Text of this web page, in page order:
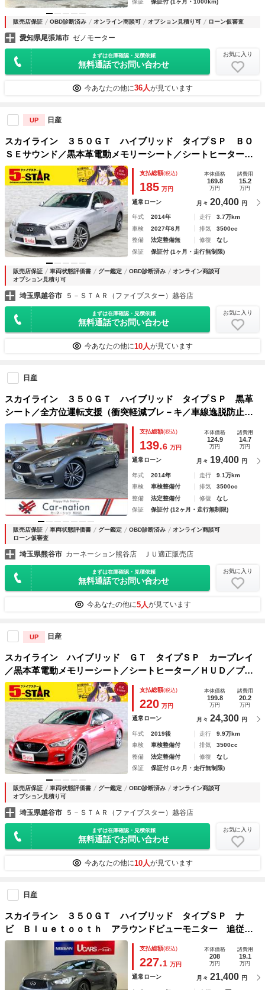
保証 保証付 (1ヶ月・1000km)
販売店保証 OBD診断済み オンライン商談可 オプション見積り可 ローン仮審査
愛知県尾張旭市 ゼノモーター
まずは在庫確認・見積依頼
無料通話でお問い合わせ
お気に入り
今あなたの他に36人が見ています
UP 日産
スカイライン ３５０ＧＴ ハイブリッド タイプＳＰ ＢＯ
ＳＥサウンド／黒本革電動メモリーシート／シートヒーター／
デジタルインナーミラー／エマージェンシーブレーキ／インテ
リジェントクルコン／フロント＆バックソナー／ＢＳＩ／ＢＣ
Ｉ／アラウンドビューモニター
支払総額(税込)
185 万円
本体価格
169.8
万円
諸費用
15.2
万円
通常ローン 月々 20,400 円
年式 2014年 走行
3.7万km
車検
2027年6月 排気
3500cc
整備
法定整備無 修復
なし
保証
保証付 (1ヶ月・走行無制限)
販売店保証 車両状態評価書 グー鑑定 OBD診断済み
オンライン商談可
オプション見積り可
埼玉県越谷市 ５－ＳＴＡＲ（ファイブスター）越谷店
まずは在庫確認・見積依頼
無料通話でお問い合わせ
お気に入り
今あなたの他に10人が見ています
日産
スカイライン ３５０ＧＴ ハイブリッド タイプＳＰ 黒革
シート／全方位運転支援（衝突軽減ブレ－キ／車線逸脱防止／
後側方衝突防止／後側方車両検知／後退時衝突防止支援／レー
ダークルコン／アラウンドビューモニター／ソナー）／ハイビ
ームアシスト／ＬＥＤライト
支払総額(税込)
139.6 万円
本体価格
124.9
万円
諸費用
14.7
万円
通常ローン 月々 19,400 円
年式 2014年 走行
9.1万km
車検
車検整備付 排気
3500cc
整備
法定整備付 修復
なし
保証
保証付 (12ヶ月・走行無制限)
販売店保証 車両状態評価書 グー鑑定 OBD診断済み
オンライン商談可
ローン仮審査
埼玉県熊谷市 カーネーション熊谷店 ＪＵ適正販売店
まずは在庫確認・見積依頼
無料通話でお問い合わせ
お気に入り
今あなたの他に5人が見ています
UP 日産
スカイライン ハイブリッド ＧＴ タイプＳＰ カープレイ
／黒本革電動メモリーシート／シートヒーター／ＨＵＤ／プロ
パイロット２．０／エマージェンシーブレーキ／インテリジェ
ントクルコン／ハイビームアシスト／アラウンドビューモニタ
ー／純正ナビ
支払総額(税込)
220 万円
本体価格
199.8
万円
諸費用
20.2
万円
通常ローン 月々 24,300 円
年式 2019後 走行
9.9万km
車検
車検整備付 排気
3500cc
整備
法定整備付 修復
なし
保証
保証付 (1ヶ月・走行無制限)
販売店保証 車両状態評価書 グー鑑定 OBD診断済み
オンライン商談可
オプション見積り可
埼玉県越谷市 ５－ＳＴＡＲ（ファイブスター）越谷店
まずは在庫確認・見積依頼
無料通話でお問い合わせ
お気に入り
今あなたの他に10人が見ています
日産
スカイライン ３５０ＧＴ ハイブリッド タイプＳＰ ナ
ビ Ｂｌｕｅｔｏｏｔｈ アラウンドビューモニター 追従ク
ルコン シートヒーター
支払総額(税込)
227.1 万円
本体価格
208
万円
諸費用
19.1
万円
通常ローン 月々 21,400 円